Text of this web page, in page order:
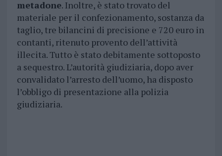
metadone. Inoltre, è stato trovato del
materiale per il confezionamento, sostanza da
taglio, tre bilancini di precisione e 720 euro in
contanti, ritenuto provento dell’attività
illecita. Tutto è stato debitamente sottoposto
a sequestro. L’autorità giudiziaria, dopo aver
convalidato l’arresto dell’uomo, ha disposto
l’obbligo di presentazione alla polizia
giudiziaria.